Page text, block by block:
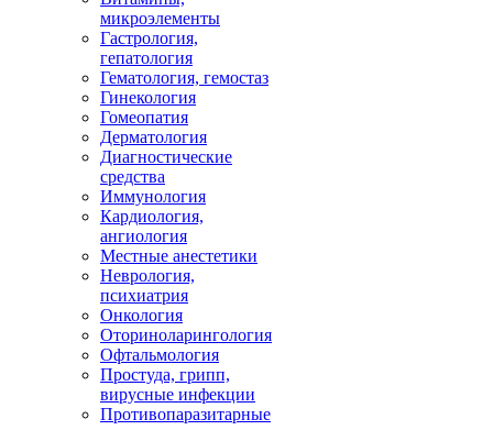
микроэлементы
Гастрология,
гепатология
Гематология, гемостаз
Гинекология
Гомеопатия
Дерматология
Диагностические
средства
Иммунология
Кардиология,
ангиология
Местные анестетики
Неврология,
психиатрия
Онкология
Оториноларингология
Офтальмология
Простуда, грипп,
вирусные инфекции
Противопаразитарные